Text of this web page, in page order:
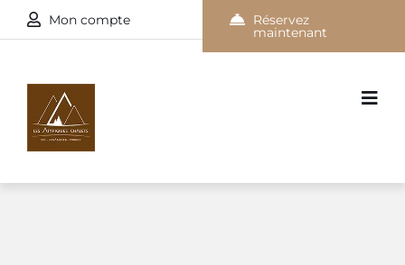
Mon compte Réservez
maintenant